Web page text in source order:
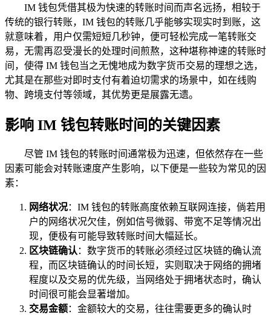
IM 钱包凭借其极为快速的转账时间而声名远扬，相较于
传统的银行转账，IM 钱包的转账几乎能够实现实时到账，这
就意味着，用户仅需短短几秒钟，便可轻松完成一笔转账交
易，无需再忍受漫长的处理时间煎熬，这种堪称神速的转账时
间，使得 IM 钱包当之无愧地成为数字货币交易的理想之选，
尤其是在那些对即时支付有着迫切需求的场景中，如在线购
物、跨境支付等领域，其优势更是展露无遗。
影响 IM 钱包转账时间的关键因素
尽管 IM 钱包的转账时间通常极为迅速，但依然存在一些
因素可能会对转账速度产生影响，以下便是一些较为常见的因
素：
网络状况：IM 钱包的转账高度依赖互联网连接，倘若用
户的网络状况欠佳，例如信号微弱、带宽不足等情况出
现，便极有可能导致转账时间大幅延长。
区块链确认：数字货币的转账必须经过区块链的确认流
程，而区块链确认的时间长短，实则取决于网络的拥堵
程度以及交易的优先级，当网络处于拥堵状态时，确认
时间很可能会显著增加。
交易金额：金额较大的交易，往往需要更多的确认时